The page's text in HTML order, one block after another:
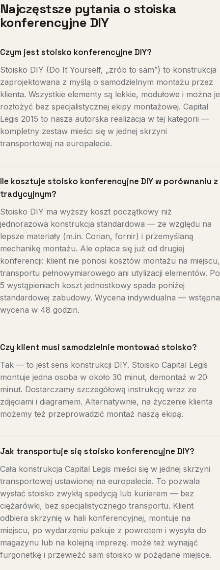
Najczęstsze pytania o stoiska
konferencyjne DIY
Czym jest stoisko konferencyjne DIY?
Stoisko DIY (Do It Yourself, „zrób to sam”) to konstrukcja
zaprojektowana z myślą o samodzielnym montażu przez
klienta. Wszystkie elementy są lekkie, modułowe i można je
rozłożyć bez specjalistycznej ekipy montażowej. Capital
Legis 2015 to nasza autorska realizacja w tej kategorii —
kompletny zestaw mieści się w jednej skrzyni
transportowej na europalecie.
Ile kosztuje stoisko konferencyjne DIY w porównaniu z
tradycyjnym?
Stoisko DIY ma wyższy koszt początkowy niż
jednorazowa konstrukcja standardowa — ze względu na
lepsze materiały (m.in. Corian, fornir) i przemyślaną
mechanikę montażu. Ale opłaca się już od drugiej
konferencji: klient nie ponosi kosztów montażu na miejscu,
transportu pełnowymiarowego ani utylizacji elementów. Po
5 wystąpieniach koszt jednostkowy spada poniżej
standardowej zabudowy. Wycena indywidualna — wstępna
wycena w 48 godzin.
Czy klient musi samodzielnie montować stoisko?
Tak — to jest sens konstrukcji DIY. Stoisko Capital Legis
montuje jedna osoba w około 30 minut, demontaż w 20
minut. Dostarczamy szczegółową instrukcję wraz ze
zdjęciami i diagramem. Alternatywnie, na życzenie klienta
możemy też przeprowadzić montaż naszą ekipą.
Jak transportuje się stoisko konferencyjne DIY?
Cała konstrukcja Capital Legis mieści się w jednej skrzyni
transportowej ustawionej na europalecie. To pozwala
wysłać stoisko zwykłą spedycją lub kurierem — bez
ciężarówki, bez specjalistycznego transportu. Klient
odbiera skrzynię w hali konferencyjnej, montuje na
miejscu, po wydarzeniu pakuje z powrotem i wysyła do
magazynu lub na kolejną imprezę. może też wynająć
furgonetkę i przewieźć sam stoisko w pożądane miejsce.